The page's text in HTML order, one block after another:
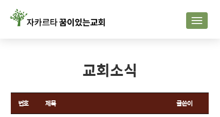
Toggle
교회소식
번호 제목 글쓴이